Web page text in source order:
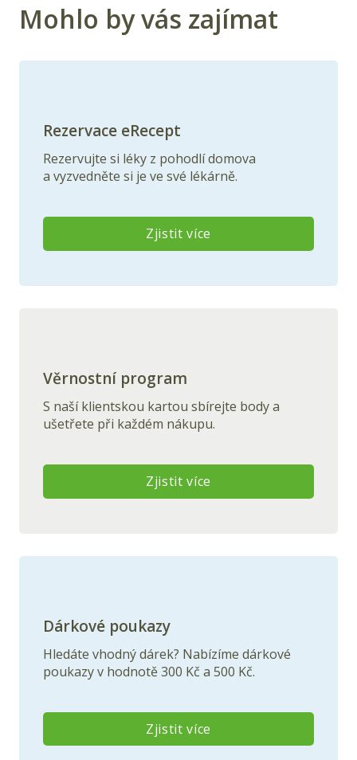
Mohlo by vás zajímat
Rezervace eRecept
Rezervujte si léky z pohodlí domova
a vyzvedněte si je ve své lékárně.
Zjistit více
Věrnostní program
S naší klientskou kartou sbírejte body a
ušetřete při každém nákupu.
Zjistit více
Dárkové poukazy
Hledáte vhodný dárek? Nabízíme dárkové
poukazy v hodnotě 300 Kč a 500 Kč.
Zjistit více